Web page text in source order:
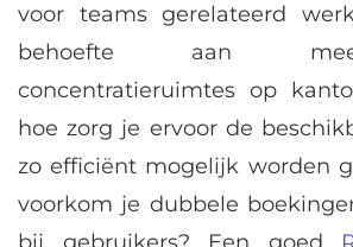
voor teams gerelateerd
behoefte aan
concentratieruimtes op
hoe zorg je ervoor de
zo efficiënt mogelijk worden
voorkom je dubbele